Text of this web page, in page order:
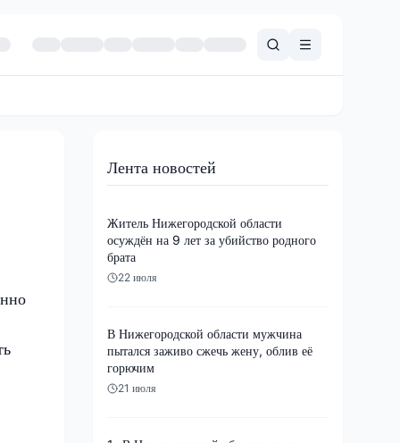
Лента новостей
Житель Нижегородской области
осуждён на 9 лет за убийство родного
брата
22 июля
В Нижегородской области мужчина
пытался заживо сжечь жену, облив её
горючим
21 июля